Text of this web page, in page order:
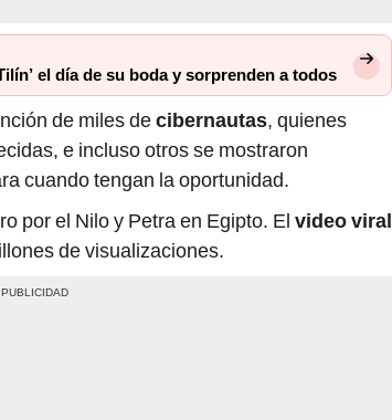
el día de su boda y sorprenden a todos
de miles decibernautas, quienes
e incluso otros se mostraron
cuando tengan la oportunidad.
por el Nilo y Petra en Egipto. El video viral
de visualizaciones.